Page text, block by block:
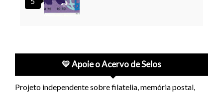
💛 Apoie o Acervo de Selos
Projeto independente sobre filatelia, memória postal,